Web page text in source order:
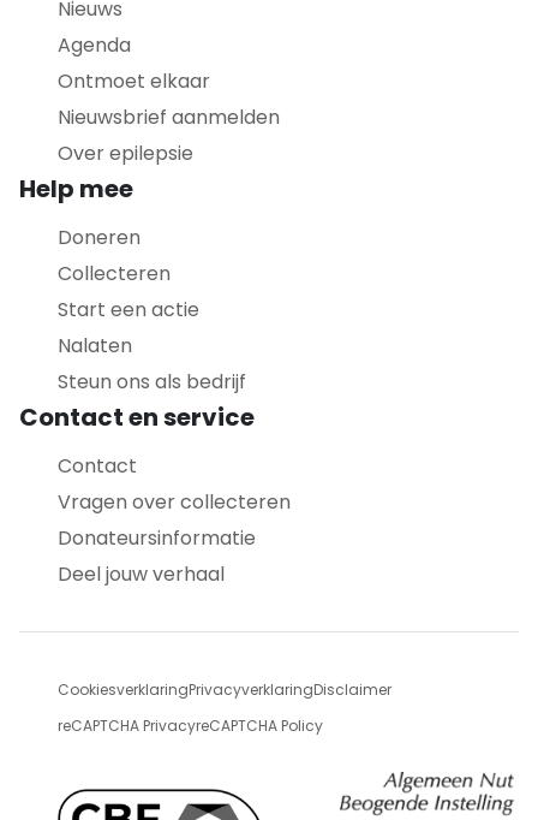
Nieuws
Agenda
Ontmoet elkaar
Nieuwsbrief aanmelden
Over epilepsie
Help mee
Doneren
Collecteren
Start een actie
Nalaten
Steun ons als bedrijf
Contact en service
Contact
Vragen over collecteren
Donateursinformatie
Deel jouw verhaal
CookiesverklaringPrivacyverklaringDisclaimer
reCAPTCHA PrivacyreCAPTCHA Policy